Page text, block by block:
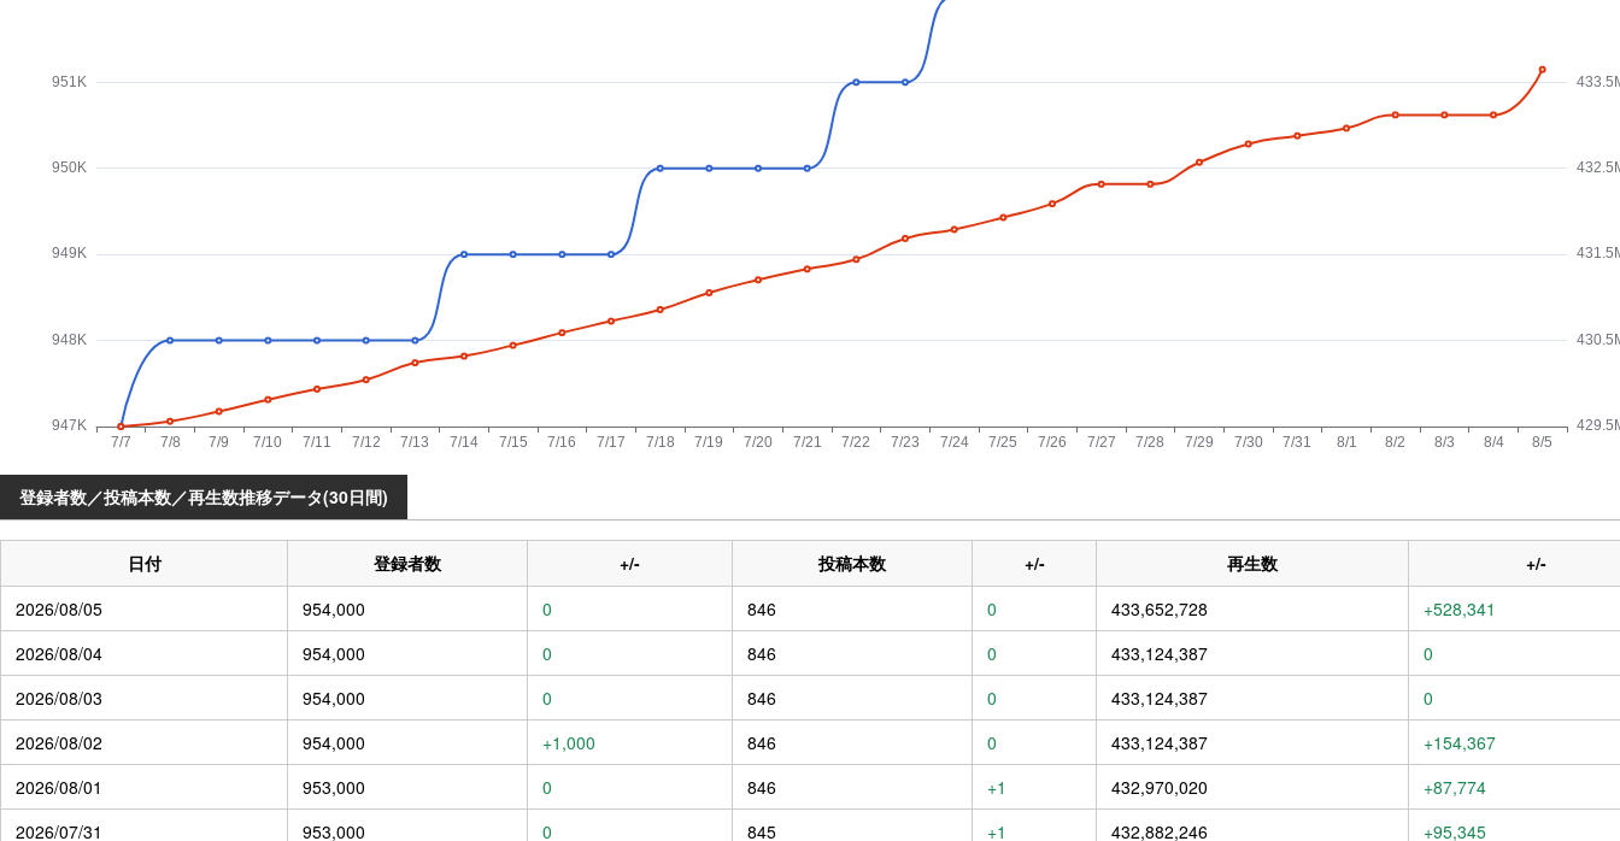
登録者数／投稿本数／再生数推移データ(30日間)
日付 登録者数 +/- 投稿本数 +/- 再生数
+/-
2026/08/05
954,000 0 846 0 433,652,728
+528,341
2026/08/04
954,000 0 846 0 433,124,387
0
2026/08/03
954,000 0 846 0 433,124,387
0
2026/08/02
954,000 +1,000 846 0 433,124,387
+154,367
2026/08/01
953,000 0 846 +1 432,970,020
+87,774
2026/07/31
953,000 0 845 +1 432,882,246
+95,345